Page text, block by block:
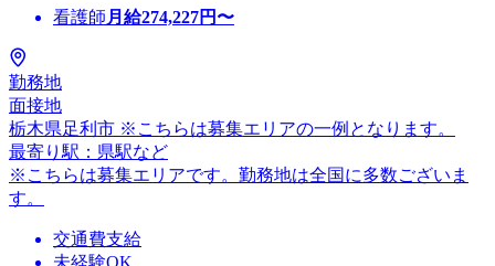
看護師 月給274,227円〜
勤務地
面接地
栃木県足利市 ※こちらは募集エリアの一例となります。
最寄り駅：県駅など
※こちらは募集エリアです。勤務地は全国に多数ございま
す。
交通費支給
未経験OK